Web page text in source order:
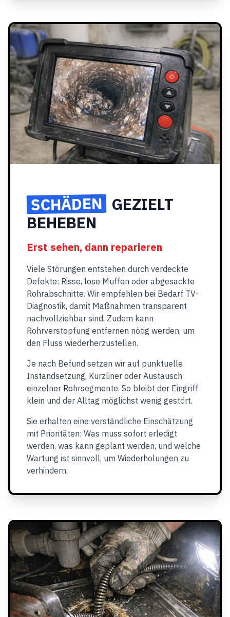
SCHÄDEN GEZIELT
BEHEBEN
Erst sehen, dann reparieren
Viele Störungen entstehen durch verdeckte
Defekte: Risse, lose Muffen oder abgesackte
Rohrabschnitte. Wir empfehlen bei Bedarf TV-
Diagnostik, damit Maßnahmen transparent
nachvollziehbar sind. Zudem kann
Rohrverstopfung entfernen nötig werden, um
den Fluss wiederherzustellen.
Je nach Befund setzen wir auf punktuelle
Instandsetzung, Kurzliner oder Austausch
einzelner Rohrsegmente. So bleibt der Eingriff
klein und der Alltag möglichst wenig gestört.
Sie erhalten eine verständliche Einschätzung
mit Prioritäten: Was muss sofort erledigt
werden, was kann geplant werden, und welche
Wartung ist sinnvoll, um Wiederholungen zu
verhindern.